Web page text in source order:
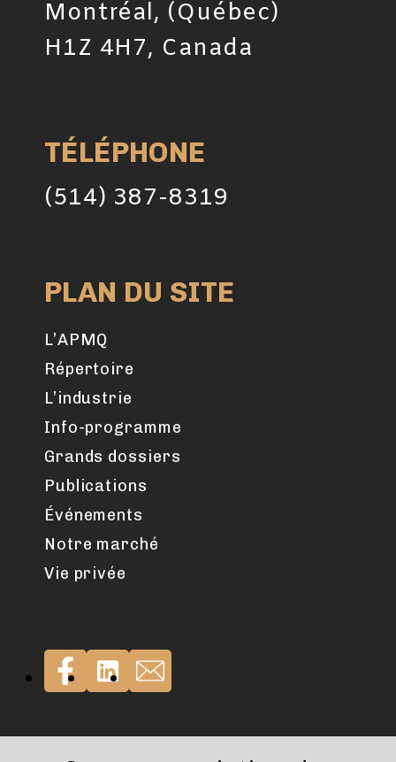
Montréal, (Québec)
H1Z 4H7, Canada
TÉLÉPHONE
(514) 387-8319
PLAN DU SITE
L’APMQ
Répertoire
L’industrie
Info-programme
Grands dossiers
Publications
Événements
Notre marché
Vie privée